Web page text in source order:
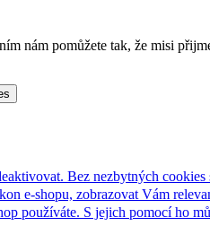
nám pomůžete tak, že misi
Bez nezbytných
e-shopu, zobrazovat Vám
používáte. S jejich pomocí ho